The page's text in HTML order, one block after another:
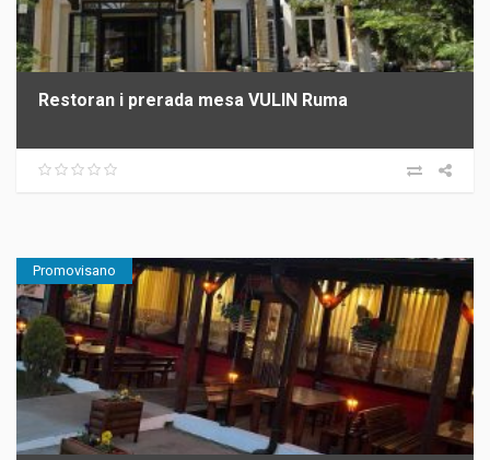
Restoran i prerada mesa VULIN Ruma
Promovisano